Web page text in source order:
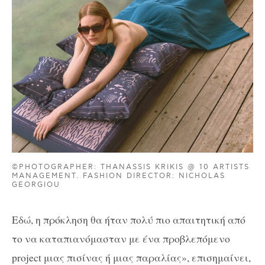
©PHOTOGRAPHER: THANASSIS KRIKIS @ 10 ARTISTS
MANAGEMENT. FASHION DIRECTOR: NICHOLAS
GEORGIOU
Εδώ, η πρόκληση θα ήταν πολύ πιο απαιτητική από
το να καταπιανόμασταν με ένα προβλεπόμενο
project μιας πισίνας ή μιας παραλίας», επισημαίνει,